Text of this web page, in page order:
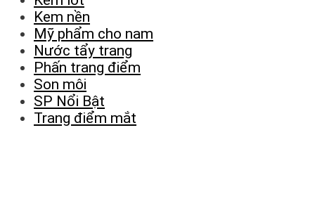
Kem nền
Mỹ phẩm cho nam
Nước tẩy trang
Phấn trang điểm
Son môi
SP Nổi Bật
Trang điểm mắt